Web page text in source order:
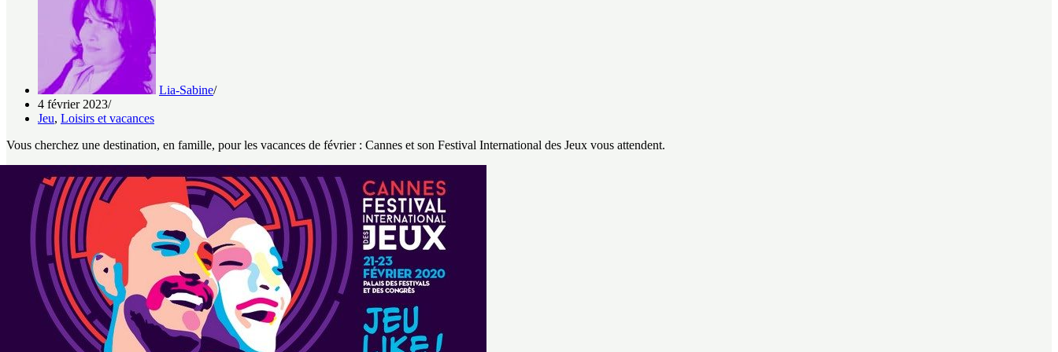
Lia-Sabine
4 février 2023
Jeu, Loisirs et vacances
Vous cherchez une destination, en famille, pour les vacances de février : Cannes et son Festival International des Jeux vous attendent.